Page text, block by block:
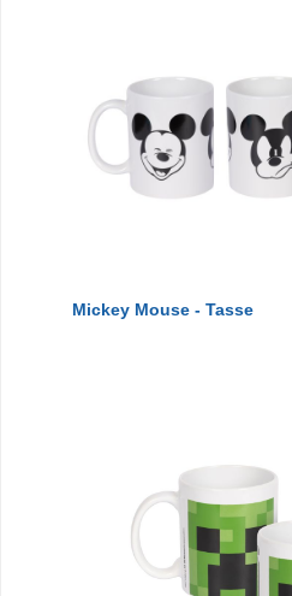
Mickey Mouse - Tasse